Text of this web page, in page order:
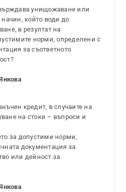
унищожаване или
който води до
в резултат на
норми, определени с
за съответното
кредит, в случаите на
на стоки – въпроси и
за допустими норми,
документация за
или дейност за